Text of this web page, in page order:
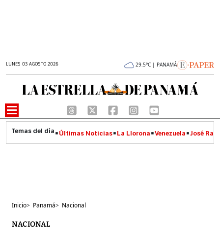
LUNES 03 AGOSTO 2026 29.5°C | PANAMÁ
Últimas Noticias La Llorona Venezuela José
Inicio> Panamá> Nacional
NACIONAL